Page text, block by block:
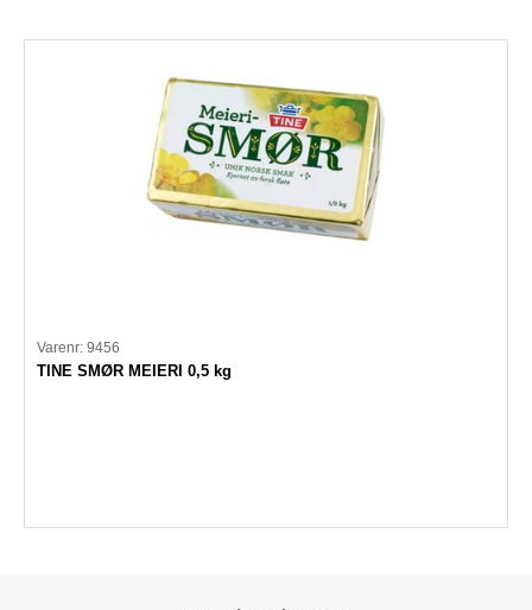
Varenr: 9456
TINE SMØR MEIERI 0,5 kg